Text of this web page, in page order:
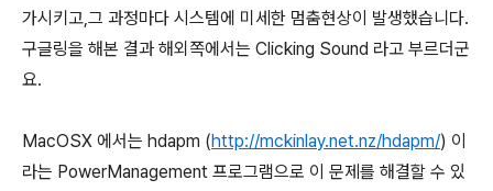
가시키고,그 과정마다 시스템에 미세한 멈춤현상이 발생했습니다.
구글링을 해본 결과 해외쪽에서는 Clicking Sound 라고 부르더군
요.
MacOSX 에서는 hdapm (http://mckinlay.net.nz/hdapm/) 이
라는 PowerManagement 프로그램으로 이 문제를 해결할 수 있